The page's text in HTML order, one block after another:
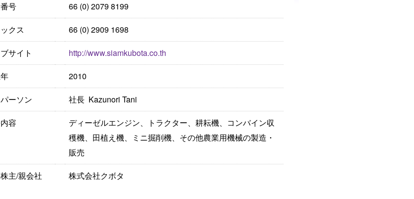
号 66 (0) 2079 8199
クス 66 (0) 2909 1698
サイト http://www.siamkubota.co.th
2010
ーソン 社長 Kazunori Tani
容
ディーゼルエンジン、トラクター、耕耘機、コンバイン収
穫機、田植え機、ミニ掘削機、その他農業用機械の製造・
販売
主/親会社 株式会社クボタ